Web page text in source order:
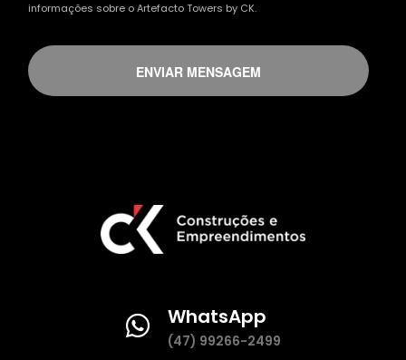
informações sobre o Artefacto Towers by CK.
ENVIAR MENSAGEM
WhatsApp
(47) 99266-2499